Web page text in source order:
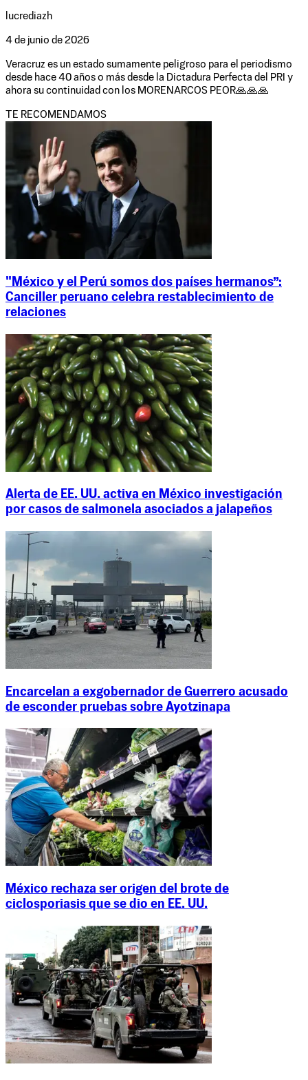
lucrediazh
4 de junio de 2026
Veracruz es un estado sumamente peligroso para el periodismo
desde hace 40 años o más desde la Dictadura Perfecta del PRI y
ahora su continuidad con los MORENARCOS PEOR🙏🙏🙏
TE RECOMENDAMOS
"México y el Perú somos dos países hermanos”:
Canciller peruano celebra restablecimiento de
relaciones
Alerta de EE. UU. activa en México investigación
por casos de salmonela asociados a jalapeños
Encarcelan a exgobernador de Guerrero acusado
de esconder pruebas sobre Ayotzinapa
México rechaza ser origen del brote de
ciclosporiasis que se dio en EE. UU.